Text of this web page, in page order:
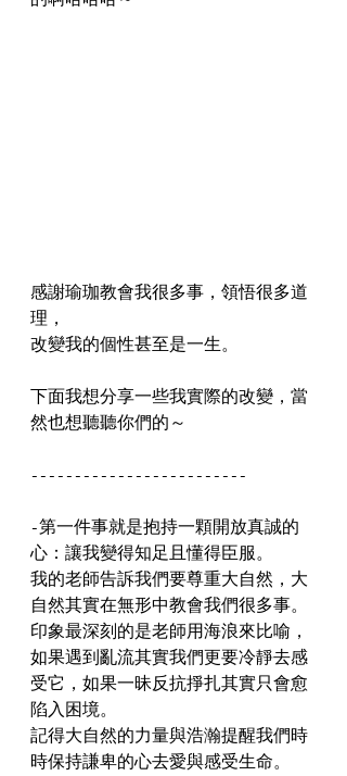
感謝瑜珈教會我很多事，領悟很多道
理，
改變我的個性甚至是一生。
下面我想分享一些我實際的改變，當
然也想聽聽你們的～
-------------------------
-第一件事就是抱持一顆開放真誠的
心：讓我變得知足且懂得臣服。
我的老師告訴我們要尊重大自然，大
自然其實在無形中教會我們很多事。
印象最深刻的是老師用海浪來比喻，
如果遇到亂流其實我們更要冷靜去感
受它，如果一昧反抗掙扎其實只會愈
陷入困境。
記得大自然的力量與浩瀚提醒我們時
時保持謙卑的心去愛與感受生命。